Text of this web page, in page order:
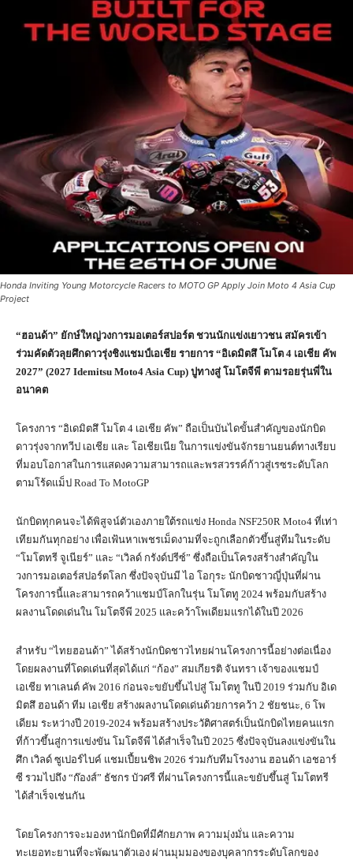
Honda Inviting Young Motorcycle Racers to MOTO GP Apply Join Moto 4 Asia Cup
Project
“ฮอนด้า” ยักษ์ใหญ่วงการมอเตอร์สปอร์ต ชวนนักแข่งเยาวชน สมัครเข้า
ร่วมคัดตัวลุยศึกดาวรุ่งชิงแชมป์เอเชีย รายการ “อิเดมิตสึ โมโต 4 เอเชีย คัพ
2027” (2027 Idemitsu Moto4 Asia Cup) ปูทางสู่ โมโตจีพี ตามรอยรุ่นพี่ใน
อนาคต
โครงการ “อิเดมิตสึ โมโต 4 เอเชีย คัพ” ถือเป็นบันไดขั้นสำคัญของนักบิด
ดาวรุ่งจากทวีป เอเชีย และ โอเชียเนีย ในการแข่งขันจักรยานยนต์ทางเรียบ
ที่มอบโอกาสในการแสดงความสามารถและพรสวรรค์ก้าวสู่เรซระดับโลก
ตามโร้ดแม็ป Road To MotoGP
นักบิดทุกคนจะได้พิสูจน์ตัวเองภายใต้รถแข่ง Honda NSF250R Moto4 ที่เท่า
เทียมกันทุกอย่าง เพื่อเฟ้นหาเพชรเม็ดงามที่จะถูกเลือกตัวขึ้นสู่ทีมในระดับ
“โมโตทรี จูเนียร์” และ “เวิลด์ กรังด์ปรีซ์” ซึ่งถือเป็นโครงสร้างสำคัญใน
วงการมอเตอร์สปอร์ตโลก ซึ่งปัจจุบันมี ไอ โอกุระ นักบิดชาวญี่ปุ่นที่ผ่าน
โครงการนี้และสามารถคว้าแชมป์โลกในรุ่น โมโตทู 2024 พร้อมกับสร้าง
ผลงานโดดเด่นใน โมโตจีพี 2025 และคว้าโพเดียมแรกได้ในปี 2026
สำหรับ “ไทยฮอนด้า” ได้สร้างนักบิดชาวไทยผ่านโครงการนี้อย่างต่อเนื่อง
โดยผลงานที่โดดเด่นที่สุดได้แก่ “ก้อง” สมเกียรติ จันทรา เจ้าของแชมป์
เอเชีย ทาเลนต์ คัพ 2016 ก่อนจะขยับขึ้นไปสู่ โมโตทู ในปี 2019 ร่วมกับ อิเด
มิตสึ ฮอนด้า ทีม เอเชีย สร้างผลงานโดดเด่นด้วยการคว้า 2 ชัยชนะ, 6 โพ
เดียม ระหว่างปี 2019-2024 พร้อมสร้างประวัติศาสตร์เป็นนักบิดไทยคนแรก
ที่ก้าวขึ้นสู่การแข่งขัน โมโตจีพี ได้สำเร็จในปี 2025 ซึ่งปัจจุบันลงแข่งขันใน
ศึก เวิลด์ ซูเปอร์ไบค์ แชมเปี้ยนชิพ 2026 ร่วมกับทีมโรงงาน ฮอนด้า เอชอาร์
ซี รวมไปถึง “ก๊องส์” ธัชกร บัวศรี ที่ผ่านโครงการนี้และขยับขึ้นสู่ โมโตทรี
ได้สำเร็จเช่นกัน
โดยโครงการจะมองหานักบิดที่มีศักยภาพ ความมุ่งมั่น และความ
ทะเยอทะยานที่จะพัฒนาตัวเอง ผ่านมุมมองของบุคลากรระดับโลกของ